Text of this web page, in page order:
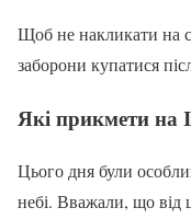
Щоб не накликати на
заборони купатися
Які прикмети на
Цього дня були
небі. Вважали, що від